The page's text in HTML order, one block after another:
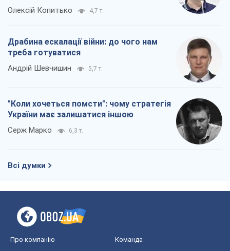
Олексій Копитько 4,7 т.
Драбина ескалації війни: до чого нам
треба готуватися
Андрій Шевчишин 5,7 т.
"Коли хочеться помсти": чому стратегія
України має залишатися іншою
Серж Марко 6,3 т.
Всі думки
Про компанію Команда